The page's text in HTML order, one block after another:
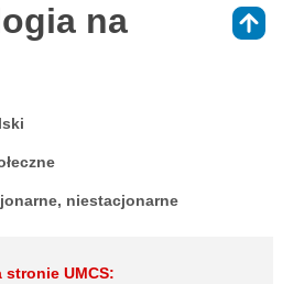
na
nie­sta­cjo­nar­ne
UMCS: